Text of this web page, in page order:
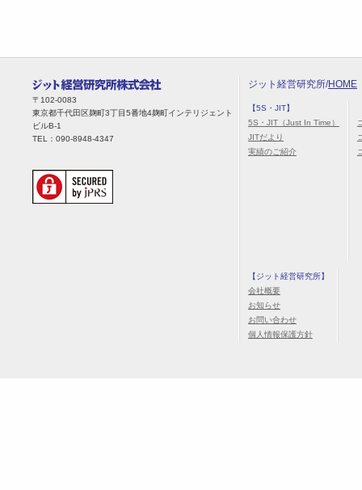
〒102-0083
東京都千代田区麹町3丁目5番地4麹町インテリジェント
ビルB-1
TEL：090-8948-4347
ジット経営研究所/HOME
【5S・JIT】
5S・JIT（Just In Time）
JITだより
実績のご紹介
【ジット経営研究所】
会社概要
お知らせ
お問い合わせ
個人情報保護方針